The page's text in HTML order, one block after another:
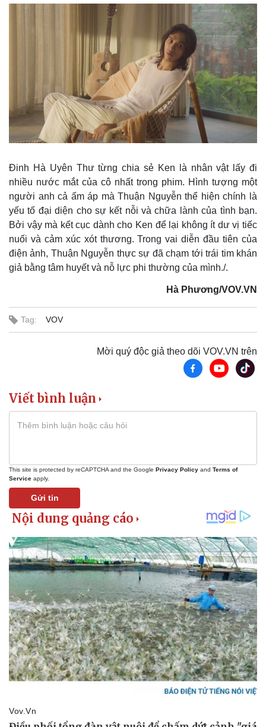
Pháp luật
Vụ án
Tin nóng
Tư vấn luật
Quân sự - Quốc phòng
Vũ khí
Việt Nam
Phân tích
Bóng đá
Lịch thi đấu bóng đá
Thế giới thể thao
eSports
Hậu trường
Ô tô - Xe máy
Ô tô
Xe máy
Tư vấn
Đinh Hà Uyên Thư từng chia sẻ Ken là nhân vật lấy đi
nhiều nước mắt của cô nhất trong phim. Hình tượng một
người anh cả ấm áp mà Thuận Nguyễn thể hiện chính là
yếu tố đại diện cho sự kết nỗi và chữa lành của tình bạn.
Bởi vậy mà kết cục dành cho Ken để lại không ít dư vị tiếc
nuối và cảm xúc xót thương. Trong vai diễn đầu tiên của
điện ảnh, Thuận Nguyễn thực sự đã chạm tới trái tim khán
giả bằng tâm huyết và nỗ lực phi thường của mình./.
Hà Phương/VOV.VN
Tag: VOV
Mời quý độc giả theo dõi VOV.VN trên
Viết bình luận
This site is protected by reCAPTCHA and the Google Privacy Policy and Terms of
Service apply.
Gửi tin